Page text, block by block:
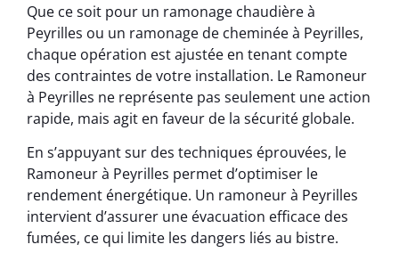
Que ce soit pour un ramonage chaudière à
Peyrilles ou un ramonage de cheminée à Peyrilles,
chaque opération est ajustée en tenant compte
des contraintes de votre installation. Le Ramoneur
à Peyrilles ne représente pas seulement une action
rapide, mais agit en faveur de la sécurité globale.
En s’appuyant sur des techniques éprouvées, le
Ramoneur à Peyrilles permet d’optimiser le
rendement énergétique. Un ramoneur à Peyrilles
intervient d’assurer une évacuation efficace des
fumées, ce qui limite les dangers liés au bistre.